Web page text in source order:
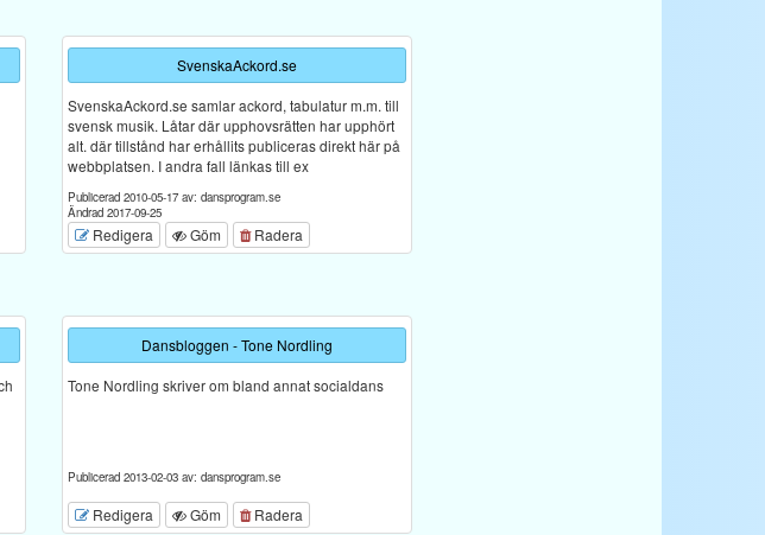
SvenskaAckord.se
SvenskaAckord.se samlar ackord, tabulatur m.m. till
svensk musik. Låtar där upphovsrätten har upphört
alt. där tillstånd har erhållits publiceras direkt här på
webbplatsen. I andra fall länkas till ex
Publicerad 2010-05-17 av: dansprogram.se
Ändrad 2017-09-25
Redigera Göm Radera
Dansbloggen - Tone Nordling
Tone Nordling skriver om bland annat socialdans
Publicerad 2013-02-03 av: dansprogram.se
Redigera Göm Radera